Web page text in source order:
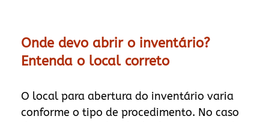
Onde devo abrir o inventário?
Entenda o local correto
O local para abertura do inventário varia
conforme o tipo de procedimento. No caso